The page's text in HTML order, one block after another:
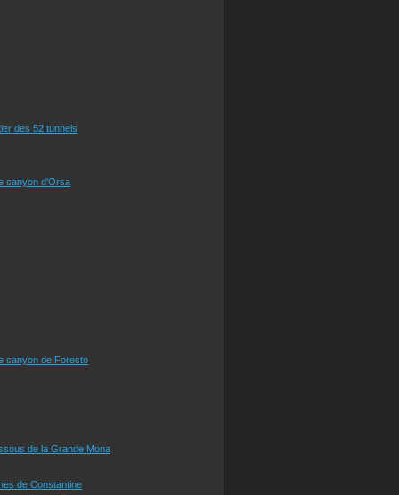
des 52 tunnels
canyon d'Orsa
canyon de Foresto
de la Grande Mona
de Constantine